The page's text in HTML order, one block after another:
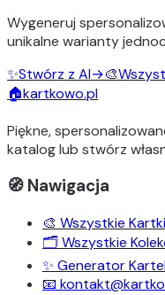
Wygeneruj
unikalne warianty
✨Stwórz z AI→🎨
🏠kartkowo.pl
Piękne,
katalog lub stwórz
🧭 Nawigacja
🎨 Wszystkie Kartki
🗂️ Wszystkie
✨ Generator
📧